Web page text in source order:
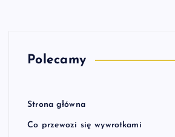
Polecamy
Strona główna
Co przewozi się wywrotkami